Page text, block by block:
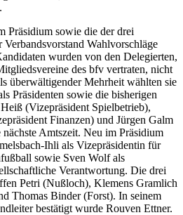
Präsidium sowie die der drei
Verbandsvorstand Wahlvorschläge
wurden von den Delegierten,
des bfv vertraten, nicht
überwältigender Mehrheit wählten sie
Präsidenten sowie die bisherigen
(Vizepräsident Spielbetrieb),
Finanzen) und Jürgen Galm
Amtszeit. Neu im Präsidium
Ihli als Vizepräsidentin für
sowie Sven Wolf als
Verantwortung. Die drei
Petri (Nußloch), Klemens Gramlich
Thomas Binder (Forst). In seinem
bestätigt wurde Rouven Ettner.